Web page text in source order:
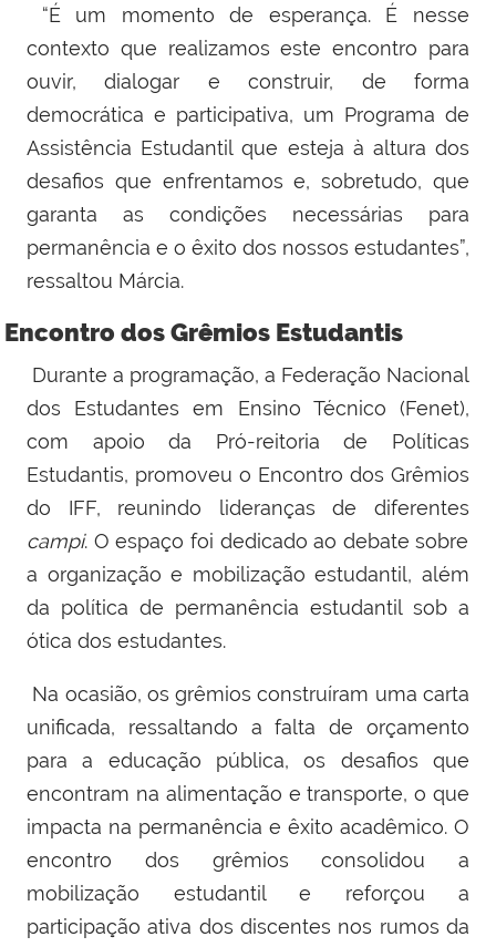
“É um momento de esperança. É nesse
contexto que realizamos este encontro para
ouvir, dialogar e construir, de forma
democrática e participativa, um Programa de
Assistência Estudantil que esteja à altura dos
desafios que enfrentamos e, sobretudo, que
garanta as condições necessárias para
permanência e o êxito dos nossos estudantes”,
ressaltou Márcia.
Encontro dos Grêmios Estudantis
Durante a programação, a Federação Nacional
dos Estudantes em Ensino Técnico (Fenet),
com apoio da Pró-reitoria de Políticas
Estudantis, promoveu o Encontro dos Grêmios
do IFF, reunindo lideranças de diferentes
campi. O espaço foi dedicado ao debate sobre
a organização e mobilização estudantil, além
da política de permanência estudantil sob a
ótica dos estudantes.
Na ocasião, os grêmios construíram uma carta
unificada, ressaltando a falta de orçamento
para a educação pública, os desafios que
encontram na alimentação e transporte, o que
impacta na permanência e êxito acadêmico. O
encontro dos grêmios consolidou a
mobilização estudantil e reforçou a
participação ativa dos discentes nos rumos da